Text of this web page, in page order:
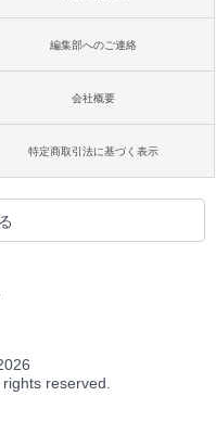
編集部へのご連絡
会社概要
特定商取引法に基づく表示
reserved.